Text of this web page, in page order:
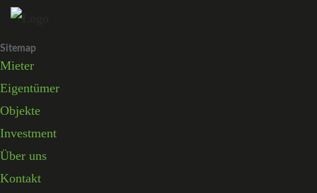
Skip
content
Sitemap
Mieter
Eigentümer
Objekte
Investment
Über uns
Kontakt